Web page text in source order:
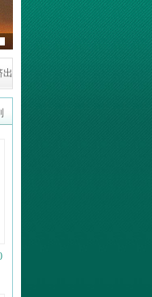
押出机，电线机，成圈机，